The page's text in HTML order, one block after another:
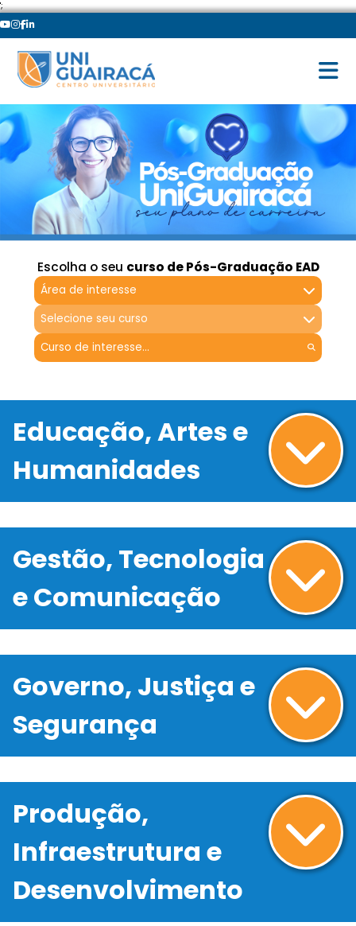
';
Escolha o seu curso de Pós-Graduação EAD
Área de interesse
Selecione seu curso
Educação, Artes e
Humanidades
Gestão, Tecnologia
e Comunicação
Governo, Justiça e
Segurança
Produção,
Infraestrutura e
Desenvolvimento